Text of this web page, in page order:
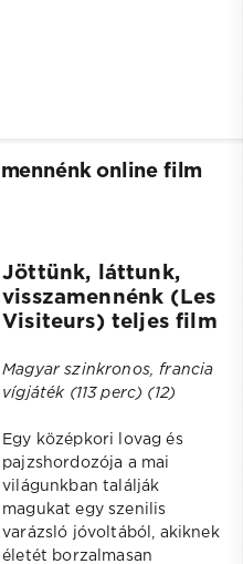
online film
Jöttünk, láttunk,
visszamennénk (Les
Visiteurs) teljes film
Magyar szinkronos, francia
vígjáték (113 perc) (12)
Egy középkori lovag és
pajzshordozója a mai
világunkban találják
magukat egy szenilis
varázsló jóvoltából, akiknek
életét borzalmasan